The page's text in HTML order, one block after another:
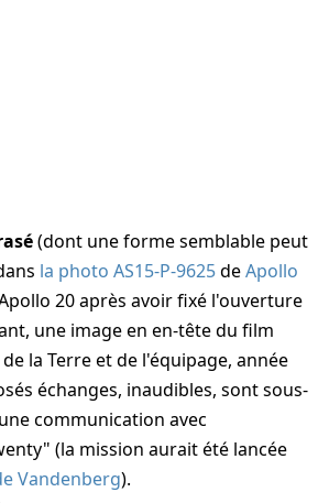
(dont une forme semblable peut
la photo AS15-P-9625deApollo
20 après avoir fixé l'ouverture
une image en en-tête du film
la Terre et de l'équipage, année
échanges, inaudibles, sont sous-
communication avec
(la mission aurait été lancée
Vandenberg).